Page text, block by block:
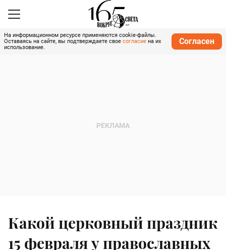
На информационном ресурсе применяются cookie-файлы.
Оставаясь на сайте, вы подтверждаете свое согласие на их
использование.
Согласен
Какой церковный праздник
15 февраля у православных